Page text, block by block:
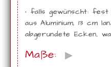
• falls gewünscht: fest
aus Aluminium, 13 cm
abgerundete Ecken,
Maße: ▶